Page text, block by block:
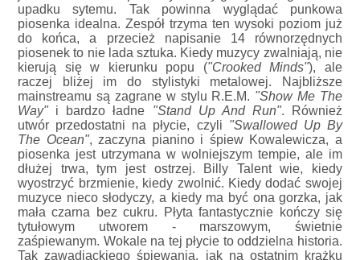
upadku sytemu. Tak powinna wyglądać punkowa
piosenka idealna. Zespół trzyma ten wysoki poziom już
do końca, a przecież napisanie 14 równorzędnych
piosenek to nie lada sztuka. Kiedy muzycy zwalniają, nie
kierują się w kierunku popu ("Crooked Minds"), ale
raczej bliżej im do stylistyki metalowej. Najbliższe
mainstreamu są zagrane w stylu R.E.M. "Show Me The
Way"i bardzo ładne "Stand Up And Run". Również
utwór przedostatni na płycie, czyli "Swallowed Up By
The Ocean", zaczyna pianino i śpiew Kowalewicza, a
piosenka jest utrzymana w wolniejszym tempie, ale im
dłużej trwa, tym jest ostrzej. Billy Talent wie, kiedy
wyostrzyć brzmienie, kiedy zwolnić. Kiedy dodać swojej
muzyce nieco słodyczy, a kiedy ma być ona gorzka, jak
mała czarna bez cukru. Płyta fantastycznie kończy się
tytułowym utworem - marszowym, świetnie
zaśpiewanym. Wokale na tej płycie to oddzielna historia.
Tak zawadiackiego śpiewania, jak na ostatnim krążku